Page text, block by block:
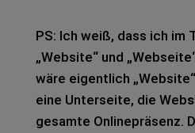
PS: Ich weiß, dass ich
„Web­site“ und
wäre eigent­lich
eine Unter­sei­te, die Web
gesam­te Online­prä­senz.